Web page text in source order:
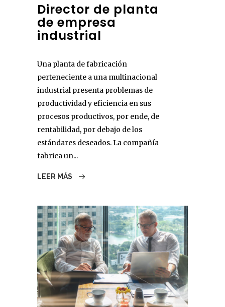
Director de planta
de empresa
industrial
Una planta de fabricación
perteneciente a una multinacional
industrial presenta problemas de
productividad y eficiencia en sus
procesos productivos, por ende, de
rentabilidad, por debajo de los
estándares deseados. La compañía
fabrica un...
LEER MÁS